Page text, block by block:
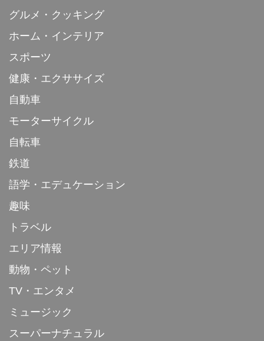
グルメ・クッキング
ホーム・インテリア
スポーツ
健康・エクササイズ
自動車
モーターサイクル
自転車
鉄道
語学・エデュケーション
趣味
トラベル
エリア情報
動物・ペット
TV・エンタメ
ミュージック
スーパーナチュラル